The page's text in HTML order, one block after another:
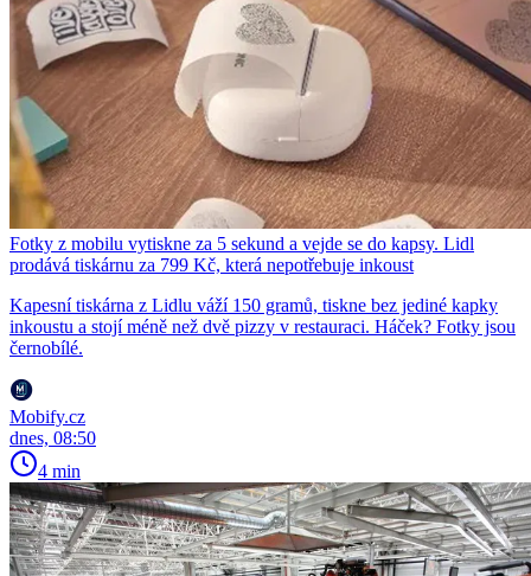
Fotky z mobilu vytiskne za 5 sekund a vejde se do kapsy. Lidl
prodává tiskárnu za 799 Kč, která nepotřebuje inkoust
Kapesní tiskárna z Lidlu váží 150 gramů, tiskne bez jediné kapky
inkoustu a stojí méně než dvě pizzy v restauraci. Háček? Fotky jsou
černobílé.
Mobify.cz
dnes, 08:50
4 min